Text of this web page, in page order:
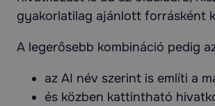
gyakorlatilag ajánlott forrásként
A legerősebb kombináció pedig
az AI név szerint is említi a
és közben kattintható